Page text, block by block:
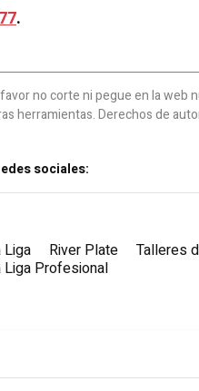
.
no corte ni pegue en la web
herramientas. Derechos de
sociales:
Liga River Plate
Talleres
Liga Profesional